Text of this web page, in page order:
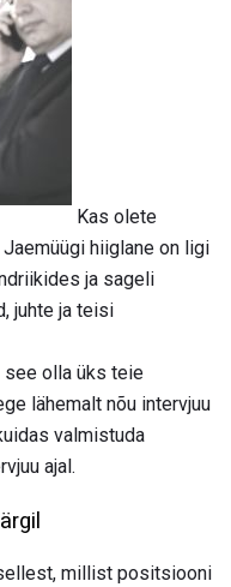
Kas olete
hiiglane on ligi
ja sageli
juhte ja teisi
see olla üks teie
lähemalt nõu intervjuu
valmistuda
ajal.
millist positsiooni